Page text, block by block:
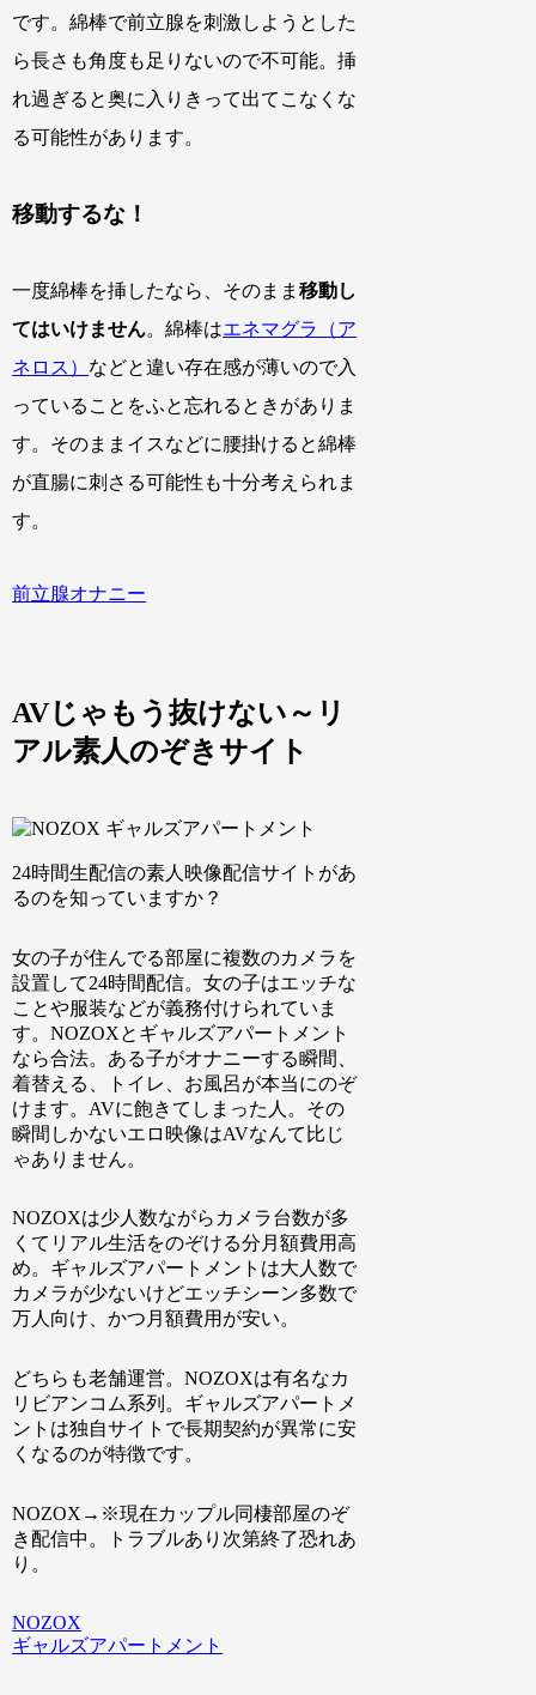
です。綿棒で前立腺を刺激しようとした
ら長さも角度も足りないので不可能。挿
れ過ぎると奥に入りきって出てこなくな
る可能性があります。
移動するな！
一度綿棒を挿したなら、そのまま移動し
てはいけません。綿棒はエネマグラ（ア
ネロス） などと違い存在感が薄いので入
っていることをふと忘れるときがありま
す。そのままイスなどに腰掛けると綿棒
が直腸に刺さる可能性も十分考えられま
す。
前立腺オナニー
AVじゃもう抜けない～リ
アル素人のぞきサイト
24時間生配信の素人映像配信サイト があ
るのを知っていますか？
女の子が住んでる部屋に複数のカメラを
設置して24時間配信。女の子はエッチな
ことや服装などが義務付けられていま
す。NOZOXとギャルズアパートメント
なら合法。ある子がオナニーする瞬間、
着替える、トイレ、お風呂が本当にのぞ
けます。AVに飽きてしまった人。その
瞬間しかないエロ映像はAVなんて比じ
ゃありません。
NOZOXは少人数ながらカメラ台数が多
くてリアル生活をのぞける分月額費用高
め。ギャルズアパートメントは大人数で
カメラが少ないけどエッチシーン多数で
万人向け、かつ月額費用が安い。
どちらも老舗運営。NOZOXは有名なカ
リビアンコム系列。ギャルズアパートメ
ントは独自サイトで長期契約が異常に安
くなるのが特徴です。
NOZOX→ ※現在カップル同棲部屋のぞ
き配信中。トラブルあり次第終了恐れあ
り。
NOZOX
ギャルズアパートメント